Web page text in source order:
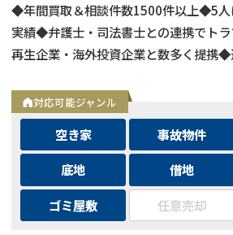
◆年間買取＆相談件数1500件以上◆5人
実績◆弁護士・司法書士との連携でト
再生企業・海外投資企業と数多く提携
トも可能◆メールとLINEは24時間相談
対応可能ジャンル
空き家 事故物件
底地
借地
ゴミ屋敷
任意売却